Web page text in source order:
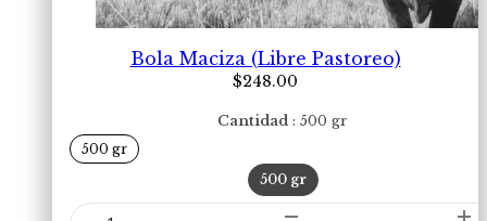
Bola Maciza (Libre Pastoreo)
$248.00
Cantidad 500 gr
500 gr
500 gr